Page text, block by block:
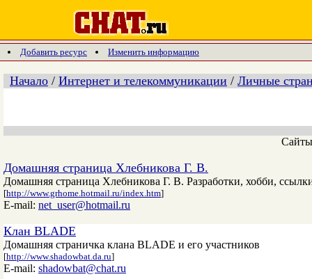
Добавить ресурс Изменить информацию
Начало / Интернет и телекоммуникации / Личные
Домашняя страница Хлебникова Г. В.
Домашняя страница Хлебникова Г. В. Разработки, хобби,
[http://www.grhome.hotmail.ru/index.htm]
E-mail: net_user@hotmail.ru
Клан BLADE
Домашняя страничка клана BLADE и его участников
[http://www.shadowbat.da.ru]
E-mail: shadowbat@chat.ru